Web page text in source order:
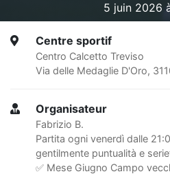
5 juin 2026
Centre sportif
Centro Calcetto Treviso
Via delle Medaglie D'Oro,
Organisateur
Fabrizio B.
Partita ogni venerdì dalle
gentilmente puntualità e
✅ Mese Giugno Campo